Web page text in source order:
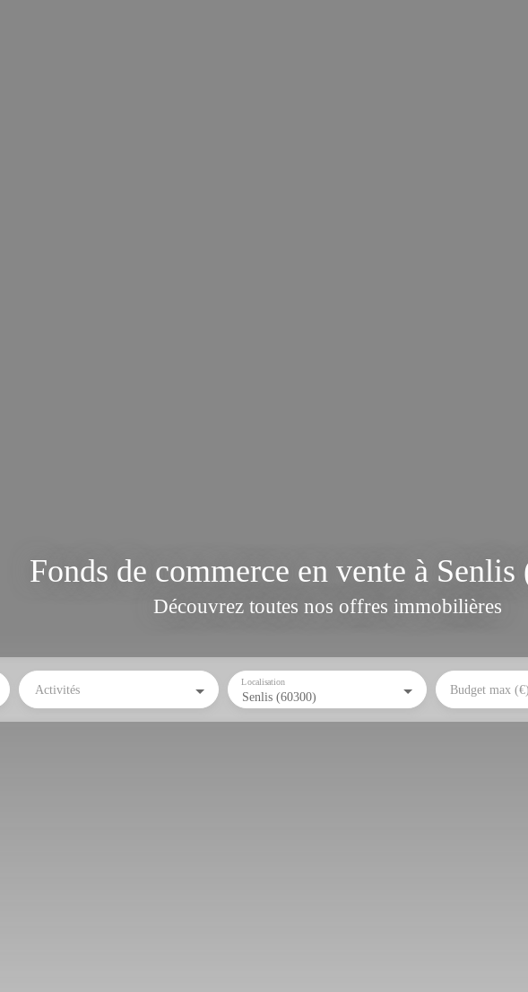
Fonds de commerce en vente à Senlis
Découvrez toutes nos offres immobilières
Activités Senlis (60300)
Localisation
Budget max (€)